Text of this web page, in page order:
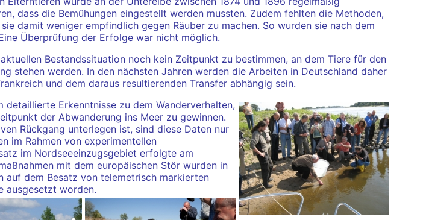
dass die Bemühungen eingestellt werden mussten. Zudem fehlten die Methoden,
damit weniger empfindlich gegen Räuber zu machen. So wurden sie nach dem
Überprüfung der Erfolge war nicht möglich.
Bestandssituation noch kein Zeitpunkt zu bestimmen, an dem Tiere für den
stehen werden. In den nächsten Jahren werden die Arbeiten in Deutschland daher
und dem daraus resultierenden Transfer abhängig sein.
Erkenntnisse zu dem Wanderverhalten,
der Abwanderung ins Meer zu gewinnen.
Rückgang unterlegen ist, sind diese Daten nur
im Rahmen von experimentellen
im Nordseeeinzugsgebiet erfolgte am
mit dem europäischen Stör wurden in
dem Besatz von telemetrisch markierten
ausgesetzt worden.